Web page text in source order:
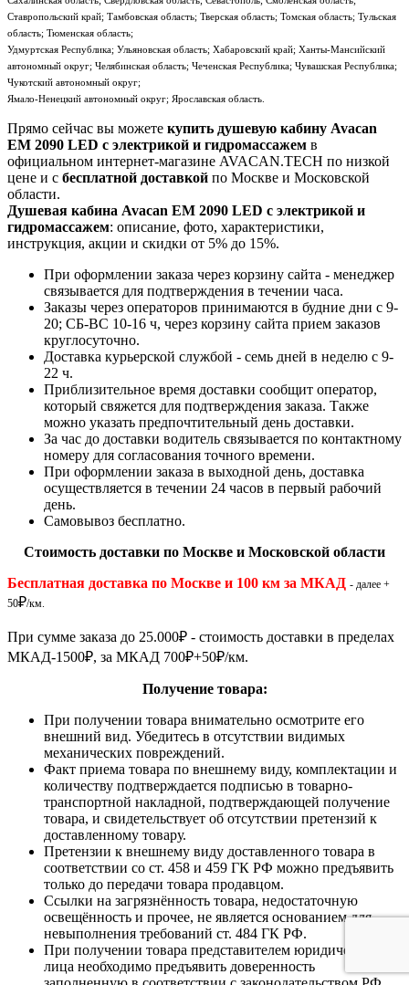
Ставропольский край; Тамбовская область; Тверская область; Томская область; Тульская
область; Тюменская область;
Удмуртская Республика; Ульяновская область; Хабаровский край; Ханты-Мансийский
автономный округ; Челябинская область; Чеченская Республика; Чувашская Республика;
Чукотский автономный округ;
Ямало-Ненецкий автономный округ; Ярославская область.
Прямо сейчас вы можете купить душевую кабину Avacan
EM 2090 LED с электрикой и гидромассажем в
официальном интернет-магазине AVACAN.TECH по низкой
цене и с бесплатной доставкой по Москве и Московской
области.
Душевая кабина Avacan EM 2090 LED с электрикой и
гидромассажем: описание, фото, характеристики,
инструкция, акции и скидки от 5% до 15%.
При оформлении заказа через корзину сайта - менеджер
связывается для подтверждения в течении часа.
Заказы через операторов принимаются в будние дни с 9-
20; СБ-ВС 10-16 ч, через корзину сайта прием заказов
круглосуточно.
Доставка курьерской службой - семь дней в неделю с 9-
22 ч.
Приблизительное время доставки сообщит оператор,
который свяжется для подтверждения заказа. Также
можно указать предпочтительный день доставки.
За час до доставки водитель связывается по контактному
номеру для согласования точного времени.
При оформлении заказа в выходной день, доставка
осуществляется в течении 24 часов в первый рабочий
день.
Самовывоз бесплатно.
Стоимость доставки по Москве и Московской области
Бесплатная доставка по Москве и 100 км за МКАД - далее +
50₽/км.
При сумме заказа до 25.000₽ - стоимость доставки в пределах
МКАД-1500₽, за МКАД 700₽+50₽/км.
Получение товара:
При получении товара внимательно осмотрите его
внешний вид. Убедитесь в отсутствии видимых
механических повреждений.
Факт приема товара по внешнему виду, комплектации и
количеству подтверждается подписью в товарно-
транспортной накладной, подтверждающей получение
товара, и свидетельствует об отсутствии претензий к
доставленному товару.
Претензии к внешнему виду доставленного товара в
соответствии со ст. 458 и 459 ГК РФ можно предъявить
только до передачи товара продавцом.
Ссылки на загрязнённость товара, недостаточную
освещённость и прочее, не является основанием для
невыполнения требований ст. 484 ГК РФ.
При получении товара представителем юридического
лица необходимо предъявить доверенность